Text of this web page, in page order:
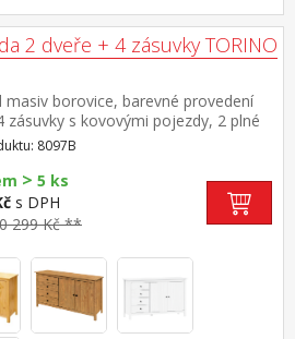
2 dveře + 4 zásuvky TORINO
masiv borovice, barevné provedení
zásuvky s kovovými pojezdy, 2 plné
police8097B
> 5 ks
s DPH
299 Kč **